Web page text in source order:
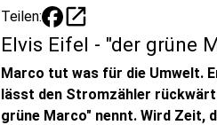
Teilen: open_in_new
Elvis Eifel - "der grüne
Marco tut was für die Umwelt.
lässt den Stromzähler
grüne Marco" nennt. Wird Zeit,